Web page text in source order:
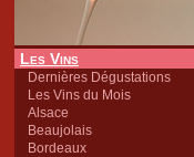
Les Vins
Dernières Dégustations
Les Vins du Mois
Alsace
Beaujolais
Bordeaux